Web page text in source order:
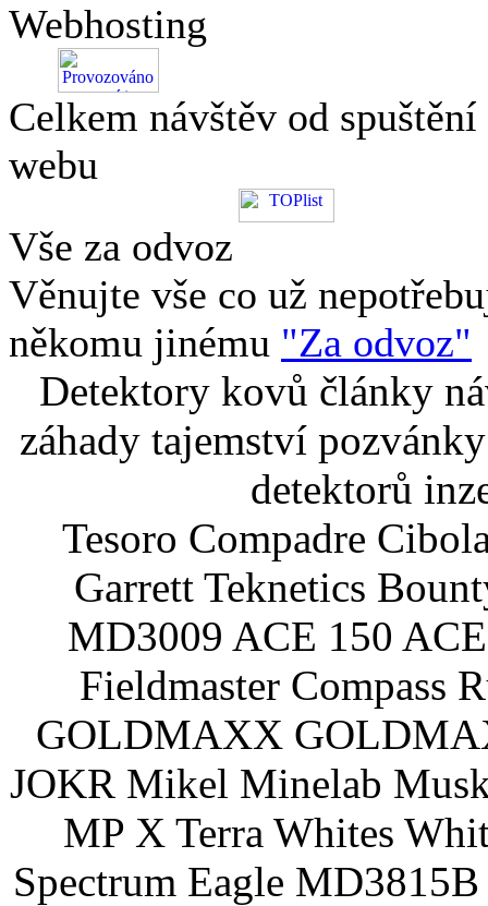
Webhosting
Celkem návštěv od spuštění
webu
Vše za odvoz
Věnujte vše co už
někomu jinému "Za odvoz"
Detektory kovů články
záhady tajemství
detektorů
Tesoro Compadre
Garrett Teknetics
MD3009 ACE 150
Fieldmaster Compass
GOLDMAXX
JOKR Mikel Minelab
MP X Terra Whites
Spectrum Eagle